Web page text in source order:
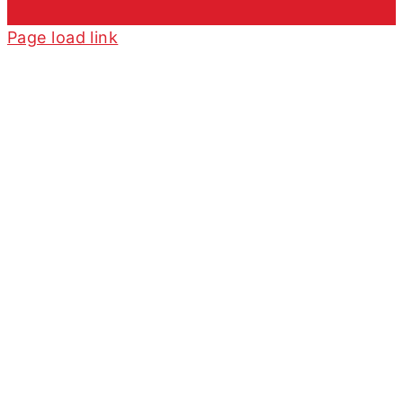
Page load link